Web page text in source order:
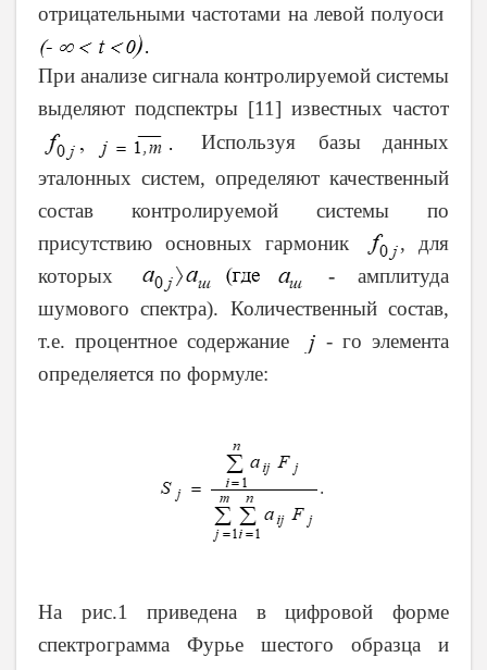
отрицательными частотами на левой полуоси
При анализе сигнала контролируемой системы
выделяют подспектры [11] известных частот
Используя базы данных
эталонных систем, определяют качественный
состав контролируемой системы по
присутствию основных гармоник
, для
которых
- амплитуда
шумового спектра). Количественный состав,
т.е. процентное содержание
- го элемента
определяется по формуле:
На рис.1 приведена в цифровой форме
спектрограмма Фурье шестого образца и